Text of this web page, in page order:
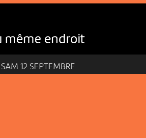
même endroit
SAM 12 SEPTEMBRE